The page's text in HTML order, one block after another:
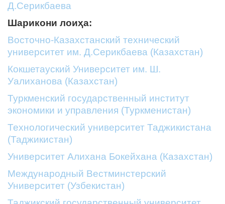
Д.Серикбаева
Шарикони лоиҳа:
Восточно-Казахстанский технический
университет им. Д.Серикбаева (Казахстан)
Кокшетауский Университет им. Ш.
Уалиханова (Казахстан)
Туркменский государственный институт
экономики и управления (Туркменистан)
Технологический университет Таджикистана
(Таджикистан)
Университет Алихана Бокейхана (Казахстан)
Международный Вестминстерский
Университет (Узбекистан)